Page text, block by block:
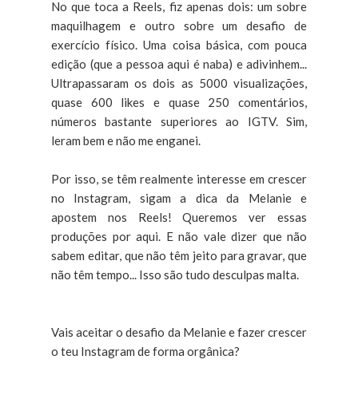
No que toca a Reels, fiz apenas dois: um sobre
maquilhagem e outro sobre um desafio de
exercício físico. Uma coisa básica, com pouca
edição (que a pessoa aqui é naba) e adivinhem...
Ultrapassaram os dois as 5000 visualizações,
quase 600 likes e quase 250 comentários,
números bastante superiores ao IGTV. Sim,
leram bem e não me enganei.
Por isso, se têm realmente interesse em crescer
no Instagram, sigam a dica da Melanie e
apostem nos Reels! Queremos ver essas
produções por aqui. E não vale dizer que não
sabem editar, que não têm jeito para gravar, que
não têm tempo... Isso são tudo desculpas malta.
Vais aceitar o desafio da Melanie e fazer crescer
o teu Instagram de forma orgânica?